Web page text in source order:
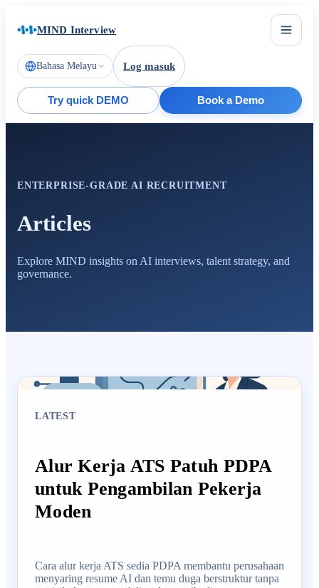
MIND Interview
Bahasa Melayu Log masuk
Try quick DEMO Book a Demo
ENTERPRISE-GRADE AI RECRUITMENT
Articles
Explore MIND insights on AI interviews, talent strategy, and
governance.
LATEST
Alur Kerja ATS Patuh PDPA
untuk Pengambilan Pekerja
Moden
Cara alur kerja ATS sedia PDPA membantu perusahaan
menyaring resume AI dan temu duga berstruktur tanpa